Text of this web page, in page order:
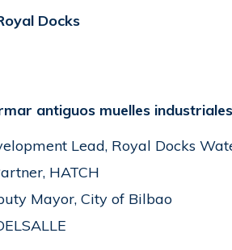
Docks
antiguos muelles
Lead, Royal Docks
HATCH
Mayor, City of Bilbao